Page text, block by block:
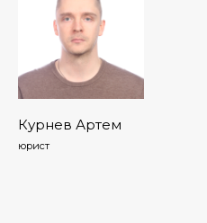
Курнев Артем
юрист